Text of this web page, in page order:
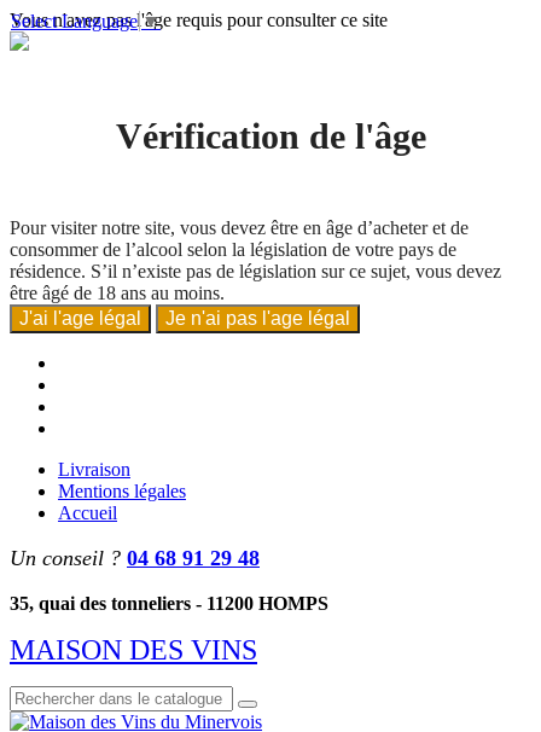
Vous n'avez pas l'âge requis pour consulter ce site
Vérification de l'âge
Pour visiter notre site, vous devez être en âge d’acheter et de
consommer de l’alcool selon la législation de votre pays de
résidence. S’il n’existe pas de législation sur ce sujet, vous devez
être âgé de 18 ans au moins.
J'ai l'age légal
Je n'ai pas l'age légal
Livraison
Mentions légales
Accueil
Un conseil ? 04 68 91 29 48
35, quai des tonneliers - 11200 HOMPS
MAISON DES VINS
Select Language▼